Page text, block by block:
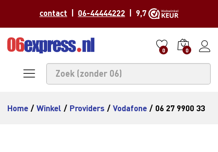
contact 06-44444222 | 9,7
0 0
Home / Winkel / Providers / Vodafone / 06 27 9900 33